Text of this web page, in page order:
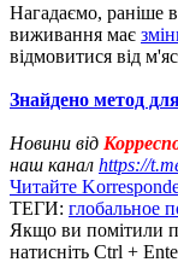
Нагадаємо, раніше
виживання має
відмовитися від
Знайдено метод
Новини від
наш канал https://
Читайте
ТЕГИ: глобальное
Якщо ви помітили
натисніть Ctrl +